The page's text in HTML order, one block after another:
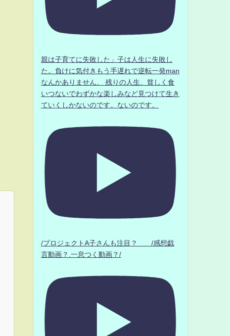
親は子育てに失敗した」子は人生に失敗し
た。負けに気付きもう手遅れで逆転一発man
なんかありません、 残りの人生、貧しく食
いつないでわずかな楽しみなど見つけて生き
ていくしかないのです。ないのです。
/プロジェクトA子さんも注目？ /感想戯
言動画？.一息つく動画？/